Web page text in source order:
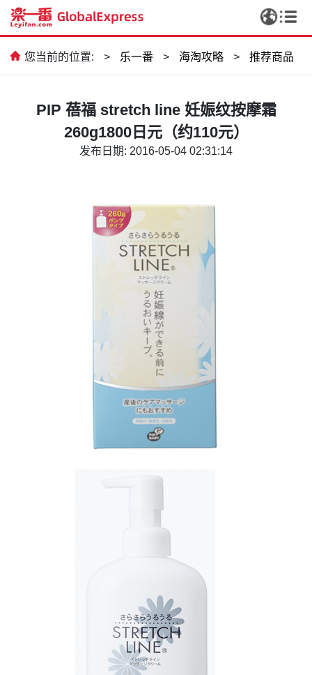
您当前的位置: > 乐一番 > 海淘攻略 > 推荐商品
PIP 蓓福 stretch line 妊娠纹按摩霜
260g1800日元（约110元）
发布日期: 2016-05-04 02:31:14